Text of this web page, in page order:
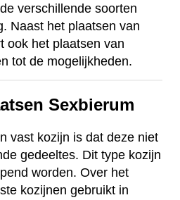
verschillende soorten
Naast het plaatsen van
ook het plaatsen van
tot de mogelijkheden.
Sexbierum
vast kozijn is dat deze niet
gedeeltes. Dit type kozijn
worden. Over het
kozijnen gebruikt in